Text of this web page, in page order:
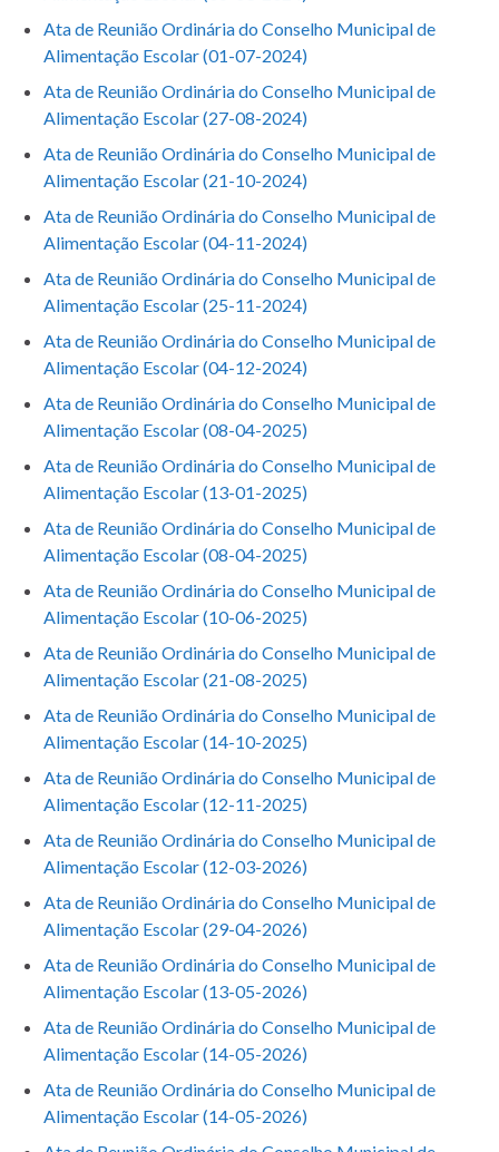
Ata de Reunião Ordinária do Conselho Municipal de
Alimentação Escolar (01-07-2024)
Ata de Reunião Ordinária do Conselho Municipal de
Alimentação Escolar (27-08-2024)
Ata de Reunião Ordinária do Conselho Municipal de
Alimentação Escolar (21-10-2024)
Ata de Reunião Ordinária do Conselho Municipal de
Alimentação Escolar (04-11-2024)
Ata de Reunião Ordinária do Conselho Municipal de
Alimentação Escolar (25-11-2024)
Ata de Reunião Ordinária do Conselho Municipal de
Alimentação Escolar (04-12-2024)
Ata de Reunião Ordinária do Conselho Municipal de
Alimentação Escolar (08-04-2025)
Ata de Reunião Ordinária do Conselho Municipal de
Alimentação Escolar (13-01-2025)
Ata de Reunião Ordinária do Conselho Municipal de
Alimentação Escolar (08-04-2025)
Ata de Reunião Ordinária do Conselho Municipal de
Alimentação Escolar (10-06-2025)
Ata de Reunião Ordinária do Conselho Municipal de
Alimentação Escolar (21-08-2025)
Ata de Reunião Ordinária do Conselho Municipal de
Alimentação Escolar (14-10-2025)
Ata de Reunião Ordinária do Conselho Municipal de
Alimentação Escolar (12-11-2025)
Ata de Reunião Ordinária do Conselho Municipal de
Alimentação Escolar (12-03-2026)
Ata de Reunião Ordinária do Conselho Municipal de
Alimentação Escolar (29-04-2026)
Ata de Reunião Ordinária do Conselho Municipal de
Alimentação Escolar (13-05-2026)
Ata de Reunião Ordinária do Conselho Municipal de
Alimentação Escolar (14-05-2026)
Ata de Reunião Ordinária do Conselho Municipal de
Alimentação Escolar (14-05-2026)